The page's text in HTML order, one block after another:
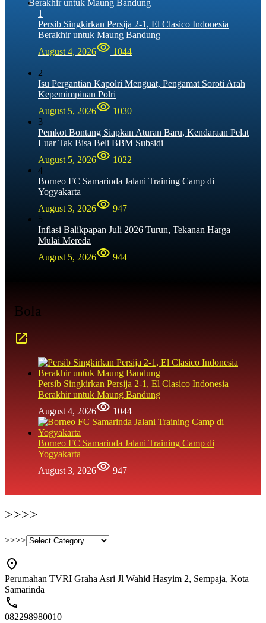
1
Persib Singkirkan Persija 2-1, El Clasico Indonesia
Berakhir untuk Maung Bandung
August 4, 2026
1044
2
Isu Pergantian Kapolri Menguat, Pengamat Soroti Arah
Kepemimpinan Polri
August 5, 2026
1030
3
Pemkot Bontang Siapkan Aturan Baru, Kendaraan Pelat
Luar Tak Bisa Beli BBM Subsidi
August 5, 2026
1022
4
Borneo FC Samarinda Jalani Training Camp di
Yogyakarta
August 3, 2026
947
5
Inflasi Balikpapan Juli 2026 Turun, Tekanan Harga
Mulai Mereda
August 5, 2026
944
Bola
Persib Singkirkan Persija 2-1, El Clasico Indonesia
Berakhir untuk Maung Bandung
August 4, 2026
1044
Borneo FC Samarinda Jalani Training Camp di
Yogyakarta
August 3, 2026
947
>>>>
>>>>
Perumahan TVRI Graha Asri Jl Wahid Hasyim 2, Sempaja, Kota
Samarinda
082298980010